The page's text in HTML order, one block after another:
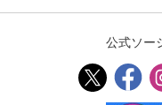
公式ソー